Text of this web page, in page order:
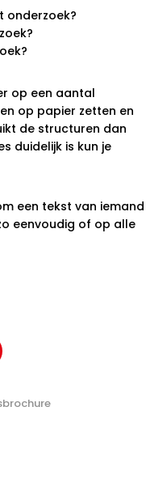
onderzoek?
op een aantal
op papier zetten en
de structuren dan
duidelijk is kun je
een tekst van iemand
eenvoudig of op alle